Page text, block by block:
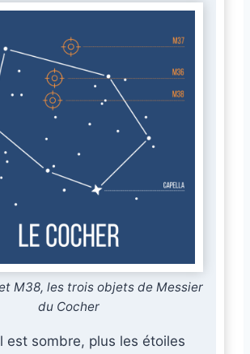
M38, les trois objets de Messier
du Cocher
est sombre, plus les étoiles